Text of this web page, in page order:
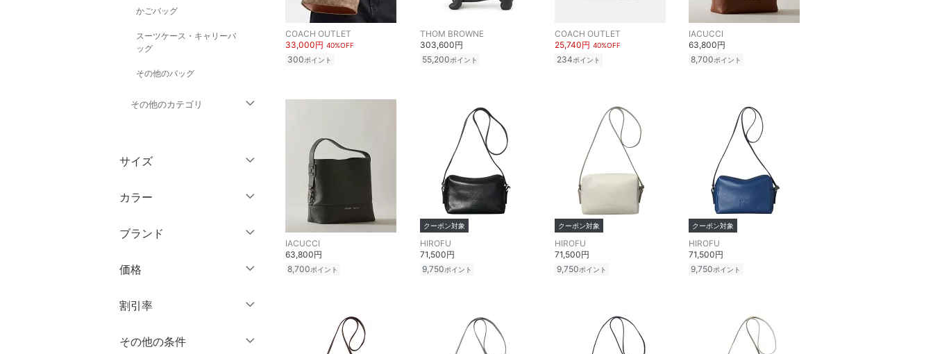
かごバッグ
スーツケース・キャリーバ
ッグ
その他のバッグ
その他のカテゴリ
パンツ
ワンピース・ドレス
スカート
オールインワン・オーバ
ーオール
シューズ・靴
サイズ
M
XL
カラー
クリア
ブランド
価格
絞り込み
割引率
％OFF～ ％OFF
その他の条件
COACH OUTLET
33,000円 40%OFF
300ポイント
THOM BROWNE
303,600円
55,200ポイント
COACH OUTLET
25,740円 40%OFF
234ポイント
IACUCCI
63,800円
8,700ポイント
IACUCCI
63,800円
8,700ポイント
クーポン対象
HIROFU
71,500円
9,750ポイント
クーポン対象
HIROFU
71,500円
9,750ポイント
クーポン対象
HIROFU
71,500円
9,750ポイント